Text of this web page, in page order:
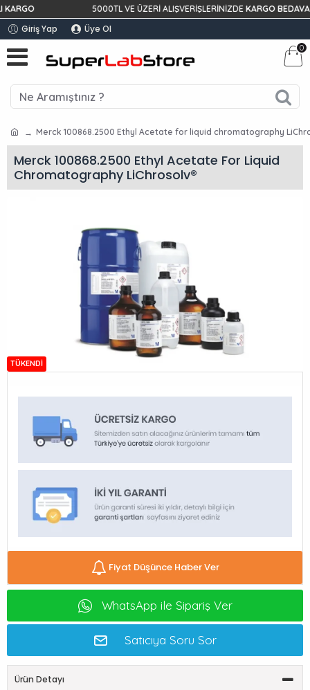
5000TL VE ÜZERİ ALIŞVERİŞLERİNİZDEKARGO BEDAVA!
Giriş Yap Üye Ol
0
Merck 100868.2500 Ethyl Acetate for liquid chromatography
Merck 100868.2500 Ethyl Acetate For Liquid
Chromatography LiChrosolv®
TÜKENDI
Fiyat Düşünce Haber Ver
WhatsApp ile Sipariş Ver
Satıcıya Soru Sor
Ürün Detayı